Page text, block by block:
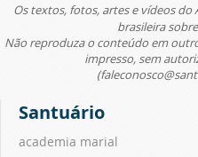
Os textos, fotos, artes e vídeos do
brasileira
Não reproduza o conteúdo em
impresso, sem
Santuário
academia marial